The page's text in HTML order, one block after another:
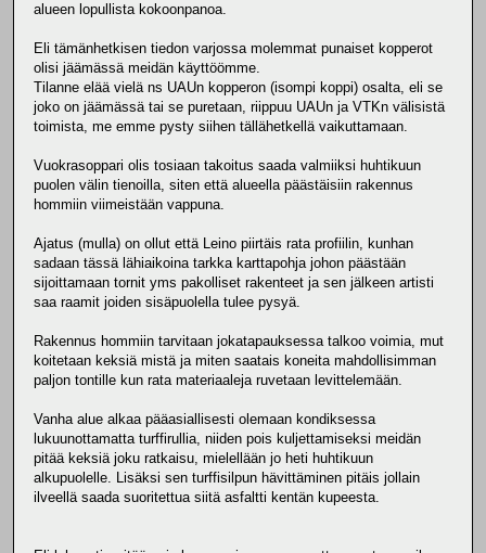
alueen lopullista kokoonpanoa.
Eli tämänhetkisen tiedon varjossa molemmat punaiset kopperot
olisi jäämässä meidän käyttöömme.
Tilanne elää vielä ns UAUn kopperon (isompi koppi) osalta, eli se
joko on jäämässä tai se puretaan, riippuu UAUn ja VTKn välisistä
toimista, me emme pysty siihen tällähetkellä vaikuttamaan.
Vuokrasoppari olis tosiaan takoitus saada valmiiksi huhtikuun
puolen välin tienoilla, siten että alueella päästäisiin rakennus
hommiin viimeistään vappuna.
Ajatus (mulla) on ollut että Leino piirtäis rata profiilin, kunhan
sadaan tässä lähiaikoina tarkka karttapohja johon päästään
sijoittamaan tornit yms pakolliset rakenteet ja sen jälkeen artisti
saa raamit joiden sisäpuolella tulee pysyä.
Rakennus hommiin tarvitaan jokatapauksessa talkoo voimia, mut
koitetaan keksiä mistä ja miten saatais koneita mahdollisimman
paljon tontille kun rata materiaaleja ruvetaan levittelemään.
Vanha alue alkaa pääasiallisesti olemaan kondiksessa
lukuunottamatta turffirullia, niiden pois kuljettamiseksi meidän
pitää keksiä joku ratkaisu, mielellään jo heti huhtikuun
alkupuolelle. Lisäksi sen turffisilpun hävittäminen pitäis jollain
ilveellä saada suoritettua siitä asfaltti kentän kupeesta.